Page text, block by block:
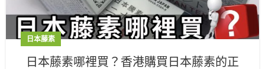
日本藤素
日本藤素哪裡買？香港購買日本藤素的正